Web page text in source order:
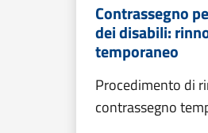
Contrassegno
dei disabili:
temporaneo
Procedimento di
contrassegno